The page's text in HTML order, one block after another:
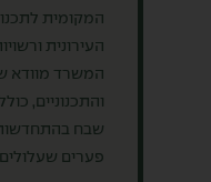
המקומית
העירונית
המשרד מוודא
והתכנוניים,
שבח בהתחדשות
פערים